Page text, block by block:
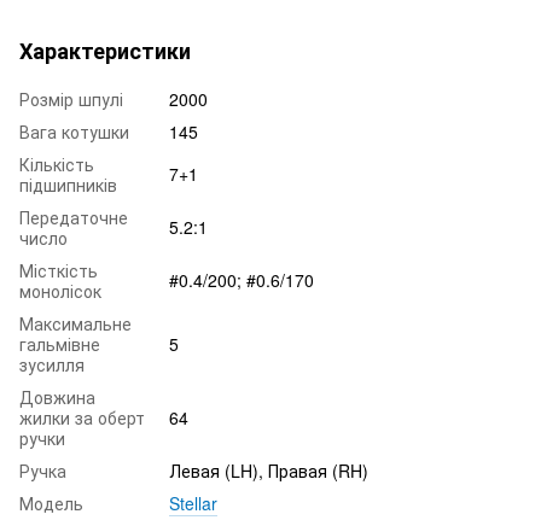
Характеристики
Розмір шпулі
2000
Вага котушки
145
Кількість
підшипників
7+1
Передаточне
число
5.2:1
Місткість
монолісок
#0.4/200; #0.6/170
Максимальне
гальмівне
зусилля
5
Довжина
жилки за оберт
ручки
64
Ручка
Левая (LH), Правая (RH)
Модель
Stellar